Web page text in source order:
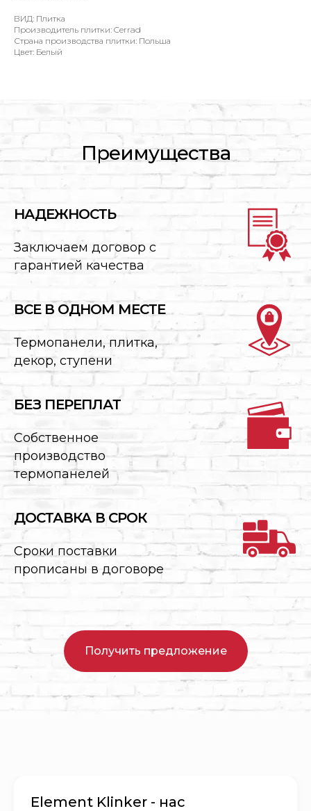
ВИД: Плитка
Производитель плитки: Cerrad
Страна производства плитки: Польша
Цвет: Белый
Преимущества
НАДЕЖНОСТЬ
Заключаем договор с
гарантией качества
ВСЕ В ОДНОМ МЕСТЕ
Термопанели, плитка,
декор, ступени
БЕЗ ПЕРЕПЛАТ
Собственное
производство
термопанелей
ДОСТАВКА В СРОК
Сроки поставки
прописаны в договоре
Получить предложение
Element Klinker - нас